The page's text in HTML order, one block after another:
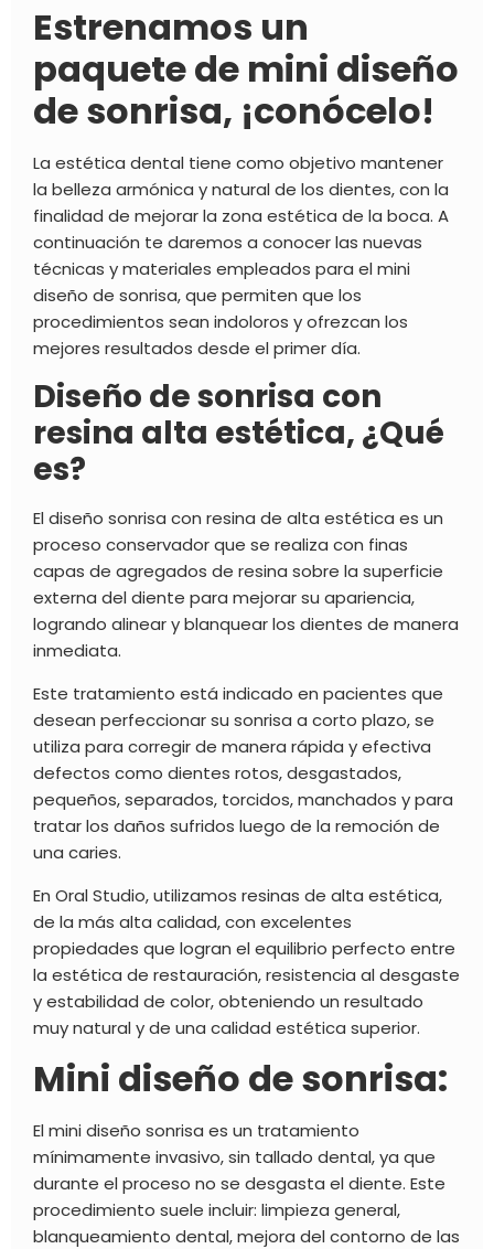
Estrenamos un
paquete de mini diseño
de sonrisa, ¡conócelo!
La estética dental tiene como objetivo mantener
la belleza armónica y natural de los dientes, con la
finalidad de mejorar la zona estética de la boca. A
continuación te daremos a conocer las nuevas
técnicas y materiales empleados para el mini
diseño de sonrisa, que permiten que los
procedimientos sean indoloros y ofrezcan los
mejores resultados desde el primer día.
Diseño de sonrisa con
resina alta estética, ¿Qué
es?
El diseño sonrisa con resina de alta estética es un
proceso conservador que se realiza con finas
capas de agregados de resina sobre la superficie
externa del diente para mejorar su apariencia,
logrando alinear y blanquear los dientes de manera
inmediata.
Este tratamiento está indicado en pacientes que
desean perfeccionar su sonrisa a corto plazo, se
utiliza para corregir de manera rápida y efectiva
defectos como dientes rotos, desgastados,
pequeños, separados, torcidos, manchados y para
tratar los daños sufridos luego de la remoción de
una caries.
En Oral Studio, utilizamos resinas de alta estética,
de la más alta calidad, con excelentes
propiedades que logran el equilibrio perfecto entre
la estética de restauración, resistencia al desgaste
y estabilidad de color, obteniendo un resultado
muy natural y de una calidad estética superior.
Mini diseño de sonrisa:
El mini diseño sonrisa es un tratamiento
mínimamente invasivo, sin tallado dental, ya que
durante el proceso no se desgasta el diente. Este
procedimiento suele incluir: limpieza general,
blanqueamiento dental, mejora del contorno de las